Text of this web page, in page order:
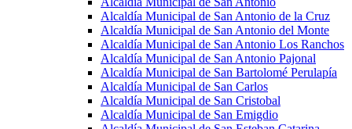
Alcaldía Municipal de San Antonio de la Cruz
Alcaldía Municipal de San Antonio del Monte
Alcaldía Municipal de San Antonio Los Ranchos
Alcaldía Municipal de San Antonio Pajonal
Alcaldía Municipal de San Bartolomé Perulapía
Alcaldía Municipal de San Carlos
Alcaldía Municipal de San Cristobal
Alcaldía Municipal de San Emigdio